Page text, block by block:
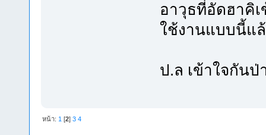
อาวุธที่อัดฮาคิ
ใช้งานแบบนี้แ
ป.ล เข้าใจกันป่
หน้า:1 [2]3 4